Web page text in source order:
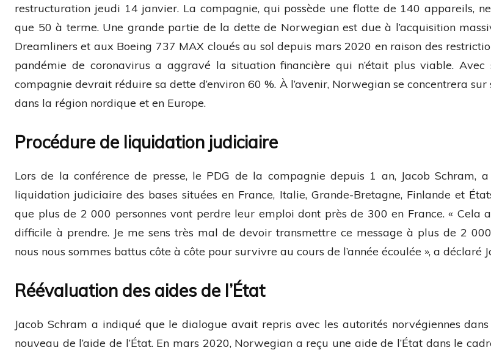
restructuration jeudi 14 janvier. La compagnie, qui possède une flotte de 140 appareils,
que 50 à terme. Une grande partie de la dette de Norwegian est due à l’acquisition
Dreamliners et aux Boeing 737 MAX cloués au sol depuis mars 2020 en raison des
pandémie de coronavirus a aggravé la situation financière qui n’était plus viable. Avec
compagnie devrait réduire sa dette d’environ 60 %. À l’avenir, Norwegian se concentrera
dans la région nordique et en Europe.
Procédure de liquidation judiciaire
Lors de la conférence de presse, le PDG de la compagnie depuis 1 an, Jacob Schram,
liquidation judiciaire des bases situées en France, Italie, Grande-Bretagne, Finlande et
que plus de 2 000 personnes vont perdre leur emploi dont près de 300 en France. « Cela
difficile à prendre. Je me sens très mal de devoir transmettre ce message à plus de 2
nous nous sommes battus côte à côte pour survivre au cours de l’année écoulée », a déclaré
Réévaluation des aides de l’État
Jacob Schram a indiqué que le dialogue avait repris avec les autorités norvégiennes dans
nouveau de l’aide de l’État. En mars 2020, Norwegian a reçu une aide de l’État dans le